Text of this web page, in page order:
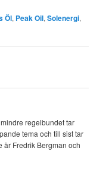
Öl, Peak Oil,Solenergi,
regelbundet tar
tema och till sist tar
är Fredrik Bergman och